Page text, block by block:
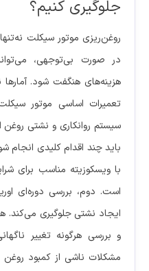
جلوگیری کنیم؟
روغن‌ریزی موتور سیکلت
در صورت بی‌توجهی،
تعمیرات اساسی موتور
سیستم روانکاری و نشتی
باید چند اقدام کلیدی انجام
با ویسکوزیته مناسب برای
است. دوم، بررسی دوره‌ای
ایجاد نشتی جلوگیری می‌کند.
و بررسی هرگونه تغییر
مشکلات ناشی از کمبود روغن